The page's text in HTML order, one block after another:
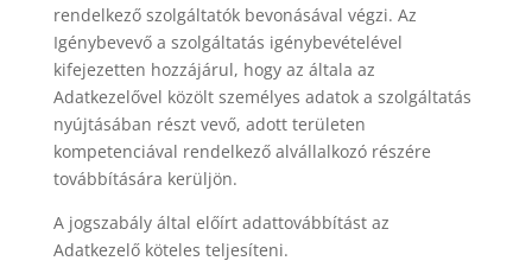
rendelkező szolgáltatók bevonásával végzi. Az
Igénybevevő a szolgáltatás igénybevételével
kifejezetten hozzájárul, hogy az általa az
Adatkezelővel közölt személyes adatok a szolgáltatás
nyújtásában részt vevő, adott területen
kompetenciával rendelkező alvállalkozó részére
továbbítására kerüljön.
A jogszabály által előírt adattovábbítást az
Adatkezelő köteles teljesíteni.